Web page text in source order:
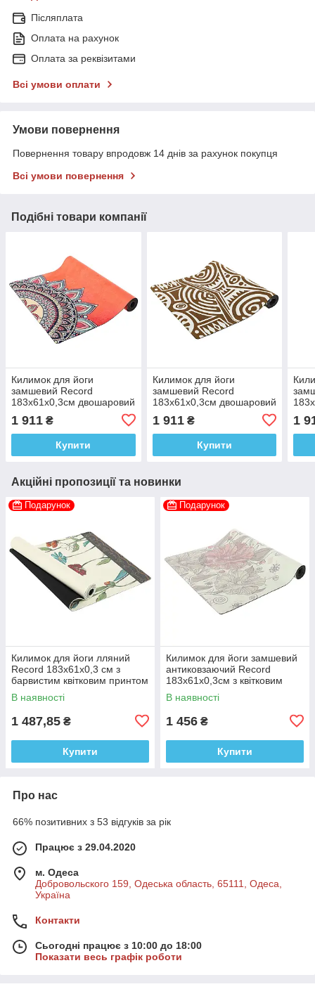
Післяплата
Оплата на рахунок
Оплата за реквізитами
Всі умови оплати
Умови повернення
Повернення товару впродовж 14 днів за рахунок покупця
Всі умови повернення
Подібні товари компанії
Килимок для йоги
замшевий Record
183x61x0,3см двошаровий
1 911 ₴
Купити
Килимок для йоги
замшевий Record
183x61x0,3см двошаровий
комплекті
1 911₴
Купити
1
Акційні пропозиції та новинки
Подарунок
Килимок для йоги лляний
Record 183x61x0,3 см з
барвистим квітковим принтом
В наявності
1 487,85 ₴
Купити
Подарунок
Килимок для йоги замшевий
антиковзаючий Record
183x61x0,3см з квітковим
принтом
В наявності
1 456 ₴
Купити
Про нас
66% позитивних з 53 відгуків за рік
Працює з 29.04.2020
м. Одеса
Добровольского 159, Одеська область, 65111, Одеса,
Україна
Контакти
Сьогодні працює з 10:00 до 18:00
Показати весь графік роботи